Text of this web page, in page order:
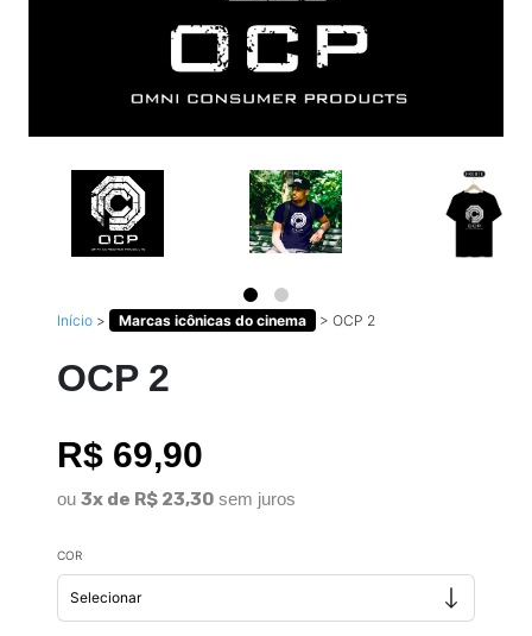
Início > Marcas icônicas do cinema > OCP 2
OCP 2
R$ 69,90
ou 3x de R$ 23,30 sem juros
COR